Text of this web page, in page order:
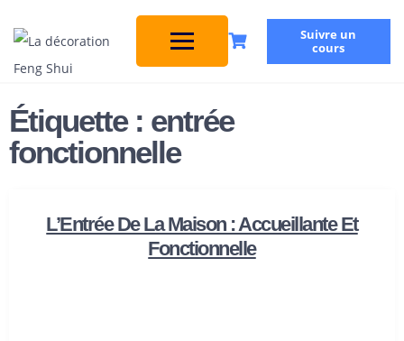
Suivre un
cours
Étiquette : entrée
fonctionnelle
L’Entrée De La Maison : Accueillante Et
Fonctionnelle